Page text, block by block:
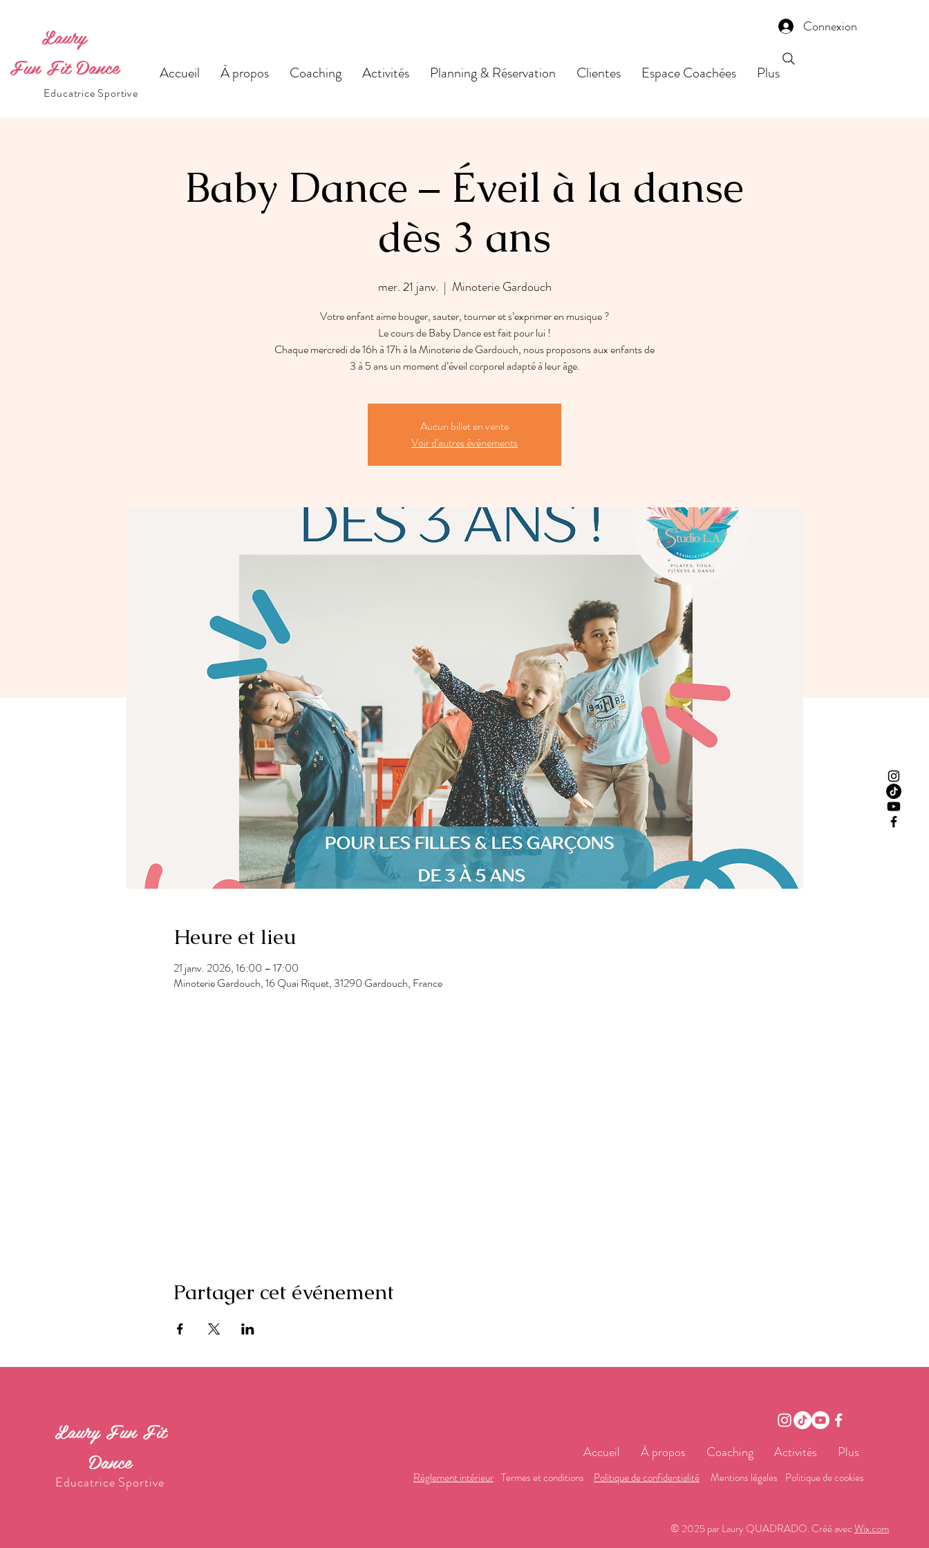
Educatrice Sportive
Connexion
Accueil À propos Coaching Activités Planning & Réservation Clientes Espace Coachées Plus
Laury
Fun Fit Dance
Baby Dance – Éveil à la danse
dès 3 ans
mer. 21 janv.
  |
Minoterie Gardouch
Votre enfant aime bouger, sauter, tourner et s’exprimer en musique ?
Le cours de Baby Dance est fait pour lui !
Chaque mercredi de 16h à 17h à la Minoterie de Gardouch, nous proposons aux enfants de
3 à 5 ans un moment d’éveil corporel adapté à leur âge.
Aucun billet en vente
Voir d'autres événements
Heure et lieu
21 janv. 2026, 16:00 – 17:00
Minoterie Gardouch, 16 Quai Riquet, 31290 Gardouch, France
Partager cet événement
Laury Fun Fit
Dance
Educatrice Sportive
Accueil À propos Coaching Activités Plus
Règlement intérieur Termes et conditions Politique de confidentialité Mentions légales Politique de cookies
© 2025 par Laury QUADRADO. Créé avecWix.com